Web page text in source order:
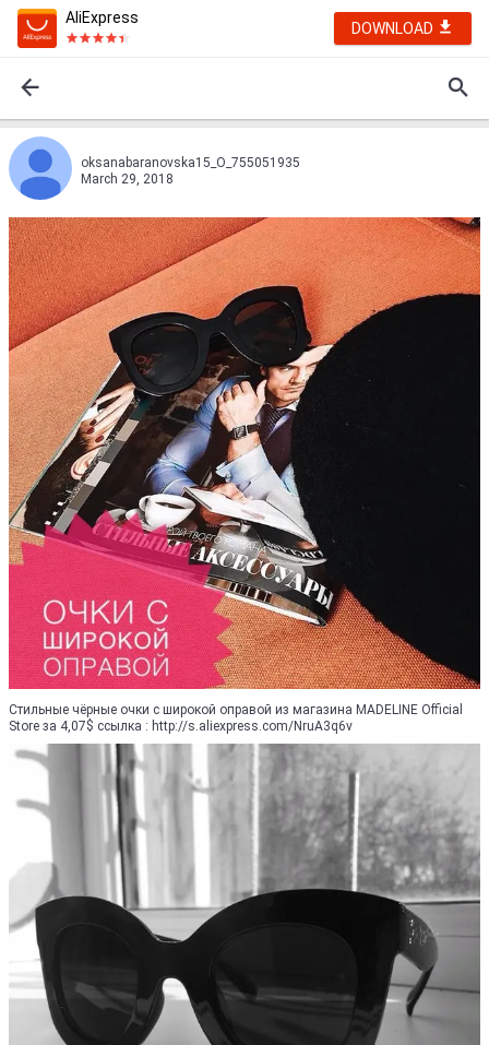
AliExpress
DOWNLOAD
oksanabaranovska15_O_755051935
March 29, 2018
Стильные чёрные очки с широкой оправой из магазина MADELINE Official
Store за 4,07$ ссылка : http://s.aliexpress.com/NruA3q6v